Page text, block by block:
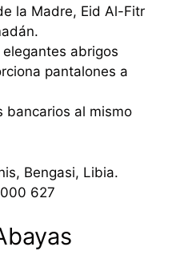
la Madre, Eid Al-Fitr
abrigos
pantalones a
bancarios al mismo
Bengasi, Libia.
627